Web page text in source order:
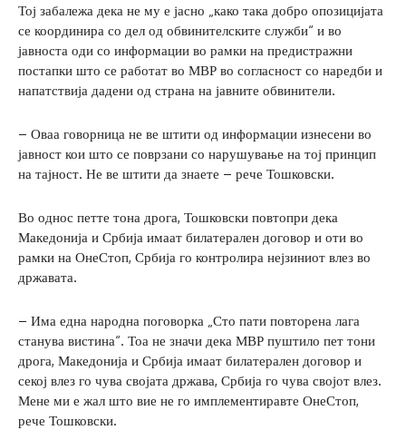
Тој забалежа дека не му е јасно „како така добро опозицијата
се координира со дел од обвинителските служби“ и во
јавноста оди со информации во рамки на предистражни
постапки што се работат во МВР во согласност со наредби и
напатствија дадени од страна на јавните обвинители.
– Оваа говорница не ве штити од информации изнесени во
јавност кои што се поврзани со нарушување на тој принцип
на тајност. Не ве штити да знаете – рече Тошковски.
Во однос петте тона дрога, Тошковски повтопри дека
Македонија и Србија имаат билатерален договор и оти во
рамки на ОнеСтоп, Србија го контролира нејзиниот влез во
државата.
– Има една народна поговорка „Сто пати повторена лага
станува вистина“. Тоа не значи дека МВР пуштило пет тони
дрога, Македонија и Србија имаат билатерален договор и
секој влез го чува својата држава, Србија го чува својот влез.
Мене ми е жал што вие не го имплементиравте ОнеСтоп,
рече Тошковски.